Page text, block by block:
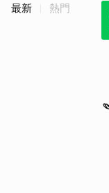
最新 熱門